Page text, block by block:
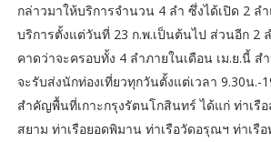
กล่าวมาให้บริการจำนวน 4 ลำ ซึ่งได้เปิด 2 ล
บริการตั้งแต่วันที่ 23 ก.พ.เป็นต้นไป ส่วนอีก 2
คาดว่าจะครอบทั้ง 4 ลำภายในเดือน เม.ย.นี้
จะรับส่งนักท่องเที่ยวทุกวันตั้งแต่เวลา 9.30น.-
สำคัญพื้นที่เกาะกรุงรัตนโกสินทร์ ได้แก่ ท่าเรื
สยาม ท่าเรือยอดพิมาน ท่าเรือวัดอรุณฯ ท่าเรือ